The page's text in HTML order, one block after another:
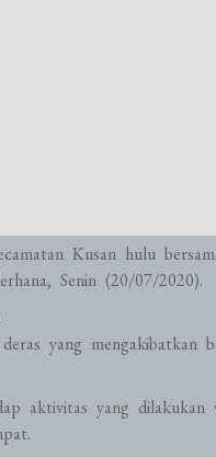
Kusan hulu
Senin (20/07/2020).
yang mengakibatkan
aktivitas yang dilakukan